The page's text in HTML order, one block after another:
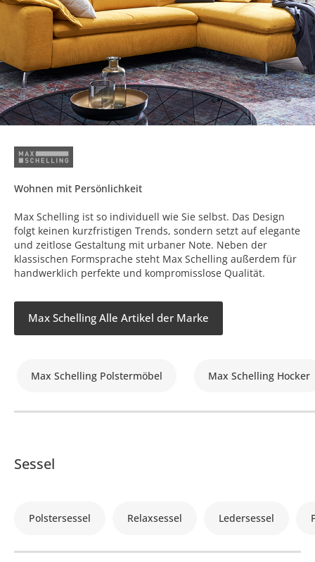
Wohnen mit Persönlichkeit
Max Schelling ist so individuell wie Sie selbst. Das Design
folgt keinen kurzfristigen Trends, sondern setzt auf elegante
und zeitlose Gestaltung mit urbaner Note. Neben der
klassischen Formsprache steht Max Schelling außerdem für
handwerklich perfekte und kompromisslose Qualität.
Max Schelling Alle Artikel der Marke
Max Schelling Polstermöbel Max Schelling Hocker
Sessel
Polstersessel Relaxsessel Ledersessel